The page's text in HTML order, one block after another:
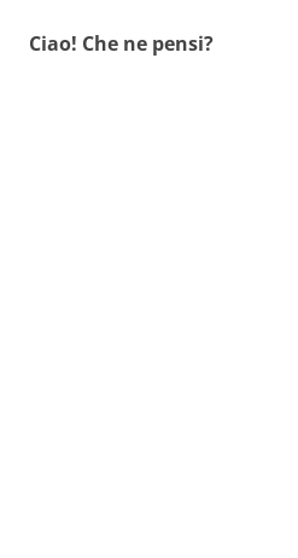
Ciao! Che ne pensi?